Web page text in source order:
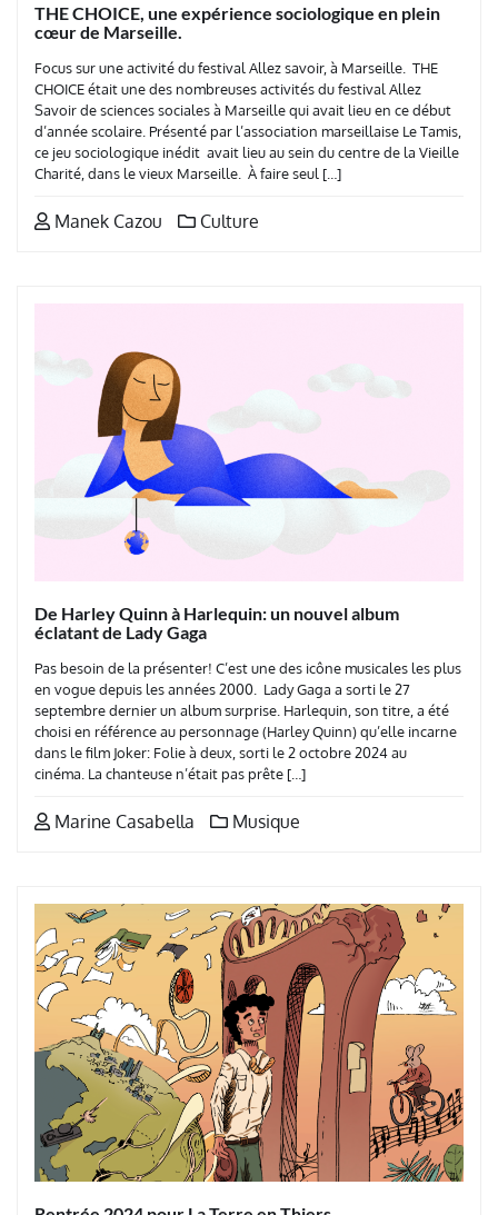
THE CHOICE, une expérience sociologique en plein
cœur de Marseille.
Focus sur une activité du festival Allez savoir, à Marseille. THE
CHOICE était une des nombreuses activités du festival Allez
Savoir de sciences sociales à Marseille qui avait lieu en ce début
d’année scolaire. Présenté par l’association marseillaise Le Tamis,
ce jeu sociologique inédit avait lieu au sein du centre de la Vieille
Charité, dans le vieux Marseille. À faire seul […]
Manek Cazou Culture
De Harley Quinn à Harlequin: un nouvel album
éclatant de Lady Gaga
Pas besoin de la présenter! C’est une des icône musicales les plus
en vogue depuis les années 2000. Lady Gaga a sorti le 27
septembre dernier un album surprise. Harlequin, son titre, a été
choisi en référence au personnage (Harley Quinn) qu’elle incarne
dans le film Joker: Folie à deux, sorti le 2 octobre 2024 au
cinéma. La chanteuse n’était pas prête […]
Marine Casabella Musique